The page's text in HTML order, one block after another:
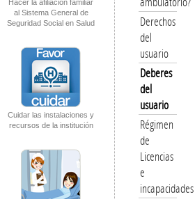
Hacer la afiliación familiar
al Sistema General de
Seguridad Social en Salud
Cuidar las instalaciones y
recursos de la institución
Derechos
del
usuario
Deberes
del
usuario
Régimen
de
Licencias
e
incapacidades